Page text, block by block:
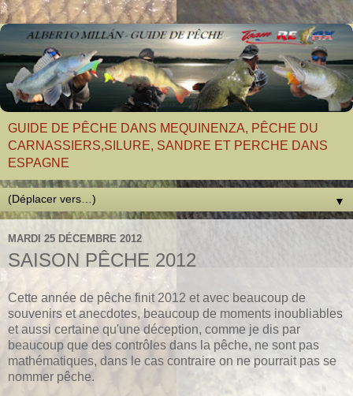
GUIDE DE PÊCHE DANS MEQUINENZA, PÊCHE DU
CARNASSIERS,SILURE, SANDRE ET PERCHE DANS
ESPAGNE
▼
MARDI 25 DÉCEMBRE 2012
SAISON PÊCHE 2012
Cette année de pêche finit 2012 et avec beaucoup de
souvenirs et anecdotes, beaucoup de moments inoubliables
et aussi certaine qu'une déception, comme je dis par
beaucoup que des contrôles dans la pêche, ne sont pas
mathématiques, dans le cas contraire on ne pourrait pas se
nommer pêche.